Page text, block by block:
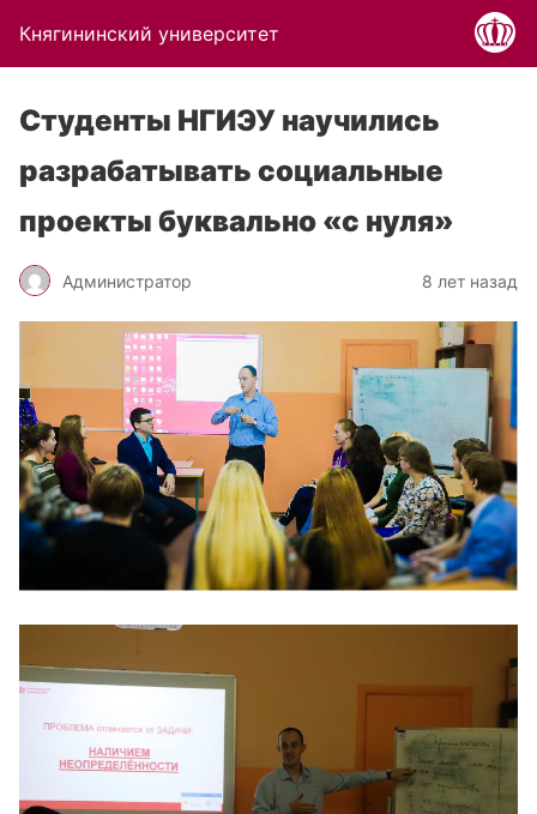
Княгининский университет
Студенты НГИЭУ научились
разрабатывать социальные
проекты буквально «с нуля»
Администратор 8 лет назад